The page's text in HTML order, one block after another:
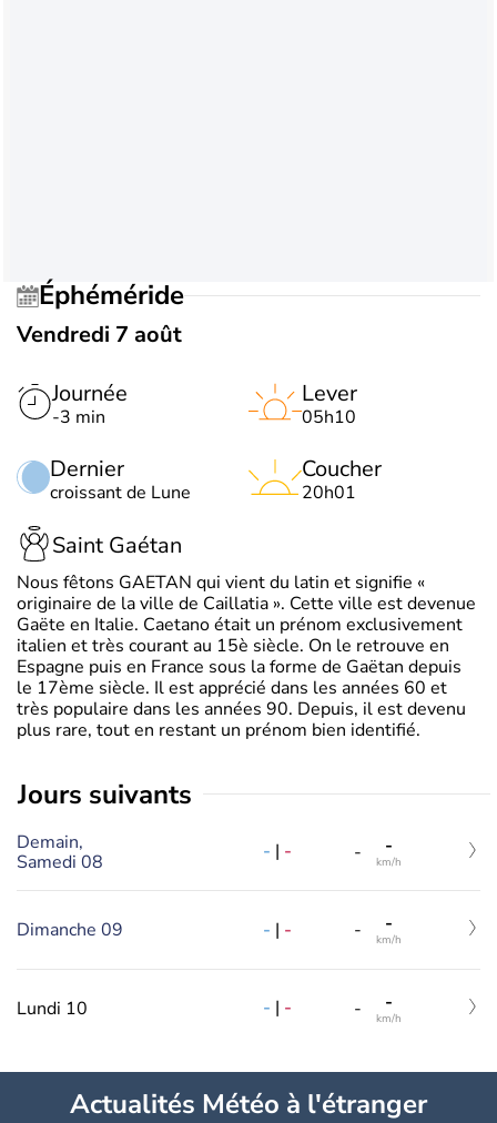
Éphéméride
Vendredi 7 août
Journée
-3 min
Dernier
croissant de Lune
Lever
05h10
Coucher
20h01
Saint Gaétan
Nous fêtons GAETAN qui vient du latin et signifie «
originaire de la ville de Caillatia ». Cette ville est devenue
Gaëte en Italie. Caetano était un prénom exclusivement
italien et très courant au 15è siècle. On le retrouve en
Espagne puis en France sous la forme de Gaëtan depuis
le 17ème siècle. Il est apprécié dans les années 60 et
très populaire dans les années 90. Depuis, il est devenu
plus rare, tout en restant un prénom bien identifié.
jours suivants
Demain,
Samedi 08
- | - - -
km/h
Dimanche 09 - | - - -
km/h
Lundi 10 - | - - -
km/h
Actualités Météo à l'étranger